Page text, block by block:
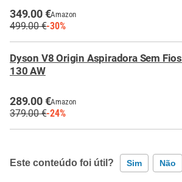
349.00 €Amazon
499.00 €-30%
Dyson V8 Origin Aspiradora Sem Fios
130 AW
289.00 €Amazon
379.00 €-24%
Este conteúdo foi útil? Sim Não